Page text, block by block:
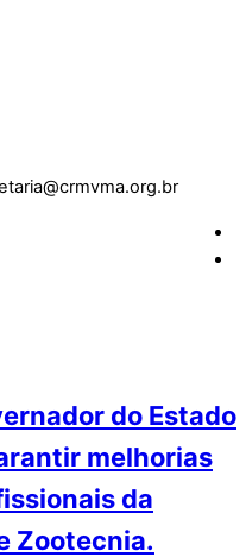
do Estado
melhorias
da
Zootecnia.